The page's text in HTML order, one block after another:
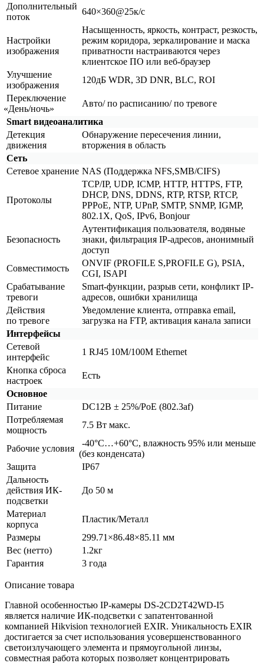
Дополнительный
поток
640×360@25к/с
Настройки
изображения
Насыщенность, яркость, контраст, резкость,
режим коридора, зеркалирование и маска
приватности настраиваются через
клиентское ПО или веб-браузер
Улучшение
изображения
120дБ WDR, 3D DNR, BLC, ROI
Переключение
«День/ночь»
Авто/ по расписанию/ по тревоге
Smart видеоаналитика
Детекция
движения
Обнаружение пересечения линии,
вторжения в область
Сеть
Сетевое хранение NAS (Поддержка NFS,SMB/CIFS)
Протоколы
TCP/IP, UDP, ICMP, HTTP, HTTPS, FTP,
DHCP, DNS, DDNS, RTP, RTSP, RTCP,
PPPoE, NTP, UPnP, SMTP, SNMP, IGMP,
802.1X, QoS, IPv6, Bonjour
Безопасность
Аутентификация пользователя, водяные
знаки, фильтрация IP-адресов, анонимный
доступ
Совместимость
ONVIF (PROFILE S,PROFILE G), PSIA,
CGI, ISAPI
Срабатывание
тревоги
Smart-функции, разрыв сети, конфликт IP-
адресов, ошибки хранилища
Действия
по тревоге
Уведомление клиента, отправка email,
загрузка на FTP, активация канала записи
Интерфейсы
Сетевой
интерфейс
1 RJ45 10M/100M Ethernet
Кнопка сброса
настроек
Есть
Основное
Питание
DC12В ± 25%/PoE (802.3af)
Потребляемая
мощность
7.5 Вт макс.
Рабочие условия
-40°C…+60°C, влажность 95% или меньше
(без конденсата)
Защита
IP67
Дальность
действия ИК-
подсветки
До 50 м
Материал
корпуса
Пластик/Металл
Размеры
299.71×86.48×85.11 мм
Вес (нетто)
1.2кг
Гарантия
3 года
Описание товара
Главной особенностью IP-камеры DS-2CD2T42WD-I5
является наличие ИК-подсветки с запатентованной
компанией Hikvision технологией EXIR. Уникальность EXIR
достигается за счет использования усовершенствованного
светоизлучающего элемента и прямоугольной линзы,
совместная работа которых позволяет концентрировать